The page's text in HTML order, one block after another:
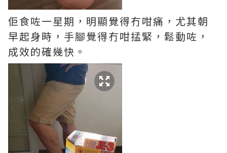
佢食咗一星期，明顯覺得冇咁痛，尤其朝
早起身時，手腳覺得冇咁掹緊，鬆動咗，
成效的確幾快。